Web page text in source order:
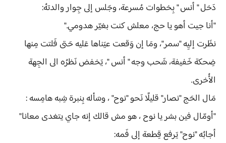
دَخل " أنس " بِخطوات مُسرعة، وجَلس إلى جِوار والدتهُ:
"أنا جيت أهو يا حج، معلش كنت بغيّر هدومي."
نظَرت إليِه "سمر"، ومَا إن وَقعت عيَناها عَليه حَتى فَلتت مِنها
ضِحكة خَفيفة، شَحب وجه " أنس "، يَخفض نَظرُه الى الجِهة
الأُخرى.
مَال الحَج "نصار" قليلًا نَحو "نوح" ، وسَأله بِنبرة شِبه هامِسه :
"أومّال فين بشر يا نوح ، هو مش قالك إنه جاي يتغدى معانا"
أجابُه "نوح" يَرفع قِطعة إلى فَمه: